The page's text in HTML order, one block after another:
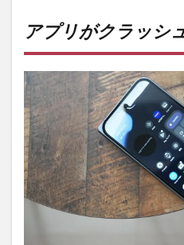
クラ
ッシ
ュす
象。
2
PR)
購入
は待
ち時
間不
要の
オン
アプリがクラッシ